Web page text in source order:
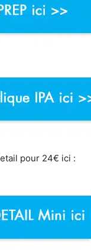
pour 24€ ici :